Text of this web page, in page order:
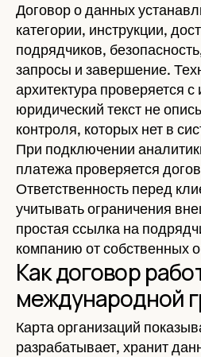
Договор о данных
категории, инструкции,
подрядчиков,
запросы и завершение.
архитектура проверяется
юридический текст не
контроля, которых нет в
При подключении
платежа проверяется
Ответственность перед
учитывать ограничения
простая ссылка на
компанию от собственных
Как договор
международной
Карта организаций
разрабатывает, хранит